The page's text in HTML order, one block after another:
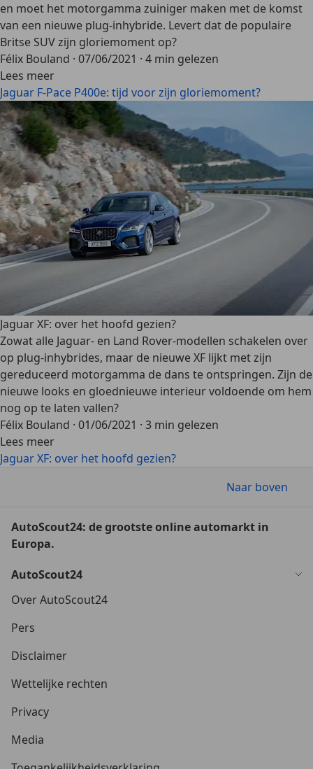
en moet het motorgamma zuiniger maken met de komst
van een nieuwe plug-inhybride. Levert dat de populaire
Britse SUV zijn gloriemoment op?
Félix Bouland · 07/06/2021 · 4 min gelezen
Lees meer
Jaguar F-Pace P400e: tijd voor zijn gloriemoment?
Jaguar XF: over het hoofd gezien?
Zowat alle Jaguar- en Land Rover-modellen schakelen over
op plug-inhybrides, maar de nieuwe XF lijkt met zijn
gereduceerd motorgamma de dans te ontspringen. Zijn de
nieuwe looks en gloednieuwe interieur voldoende om hem
nog op te laten vallen?
Félix Bouland · 01/06/2021 · 3 min gelezen
Lees meer
Jaguar XF: over het hoofd gezien?
Naar boven
AutoScout24: de grootste online automarkt in
Europa.
AutoScout24
Over AutoScout24
Pers
Disclaimer
Wettelijke rechten
Privacy
Media